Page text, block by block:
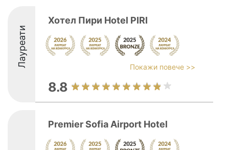
Лауреати
Хотел Пири Hotel PIRI
Покажи повече >>
8.8
Premier Sofia Airport Hotel